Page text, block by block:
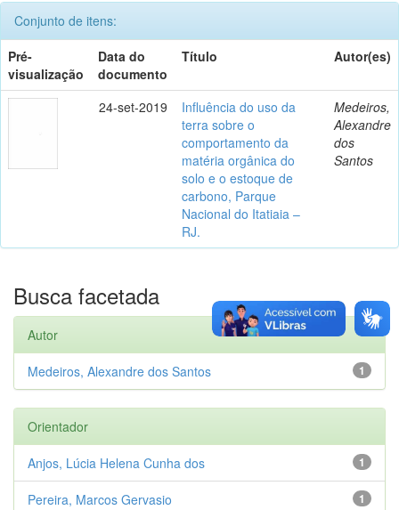
Conjunto de itens:
Pré-
visualização
Data do
documento
Título Autor(es)
24-set-2019
Influência do uso da
terra sobre o
comportamento da
matéria orgânica do
solo e o estoque de
carbono, Parque
Nacional do Itatiaia –
RJ.
Medeiros,
Alexandre
dos
Santos
Busca facetada
Autor
1
Medeiros, Alexandre dos Santos
Orientador
1
Anjos, Lúcia Helena Cunha dos
1
Pereira, Marcos Gervasio